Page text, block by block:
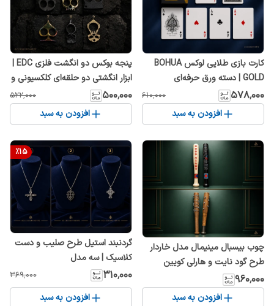
کارت بازی طلایی لوکس BOHUA
GOLD | دسته ورق حرفه‌ای
کلکسیونی با طراحی پریمیوم
۵۷۸٬۰۰۰ ۶۱۰٬۰۰۰
افزودن به سبد
پنجه بوکس دو انگشت فلزی EDC |
ابزار انگشتی دو حلقه‌ای کلکسیونی و
اکسسوری خاص
۵۰۰٬۰۰۰ ۵۲۲٬۰۰۰
افزودن به سبد
چوب بیسبال مینیمال مدل خاردار
طرح گود نایت و هارلی کویین
۹۶۰٬۰۰۰
افزودن به سبد
%15
گردنبند استیل طرح صلیب و دست
کلاسیک | سه مدل
۳۱۰٬۰۰۰ ۳۶۹٬۰۰۰
افزودن به سبد